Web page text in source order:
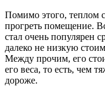
Помимо этого, теплом
прогреть помещение.
стал очень популярен
далеко не низкую
Между прочим, его
его веса, то есть, чем
дороже.